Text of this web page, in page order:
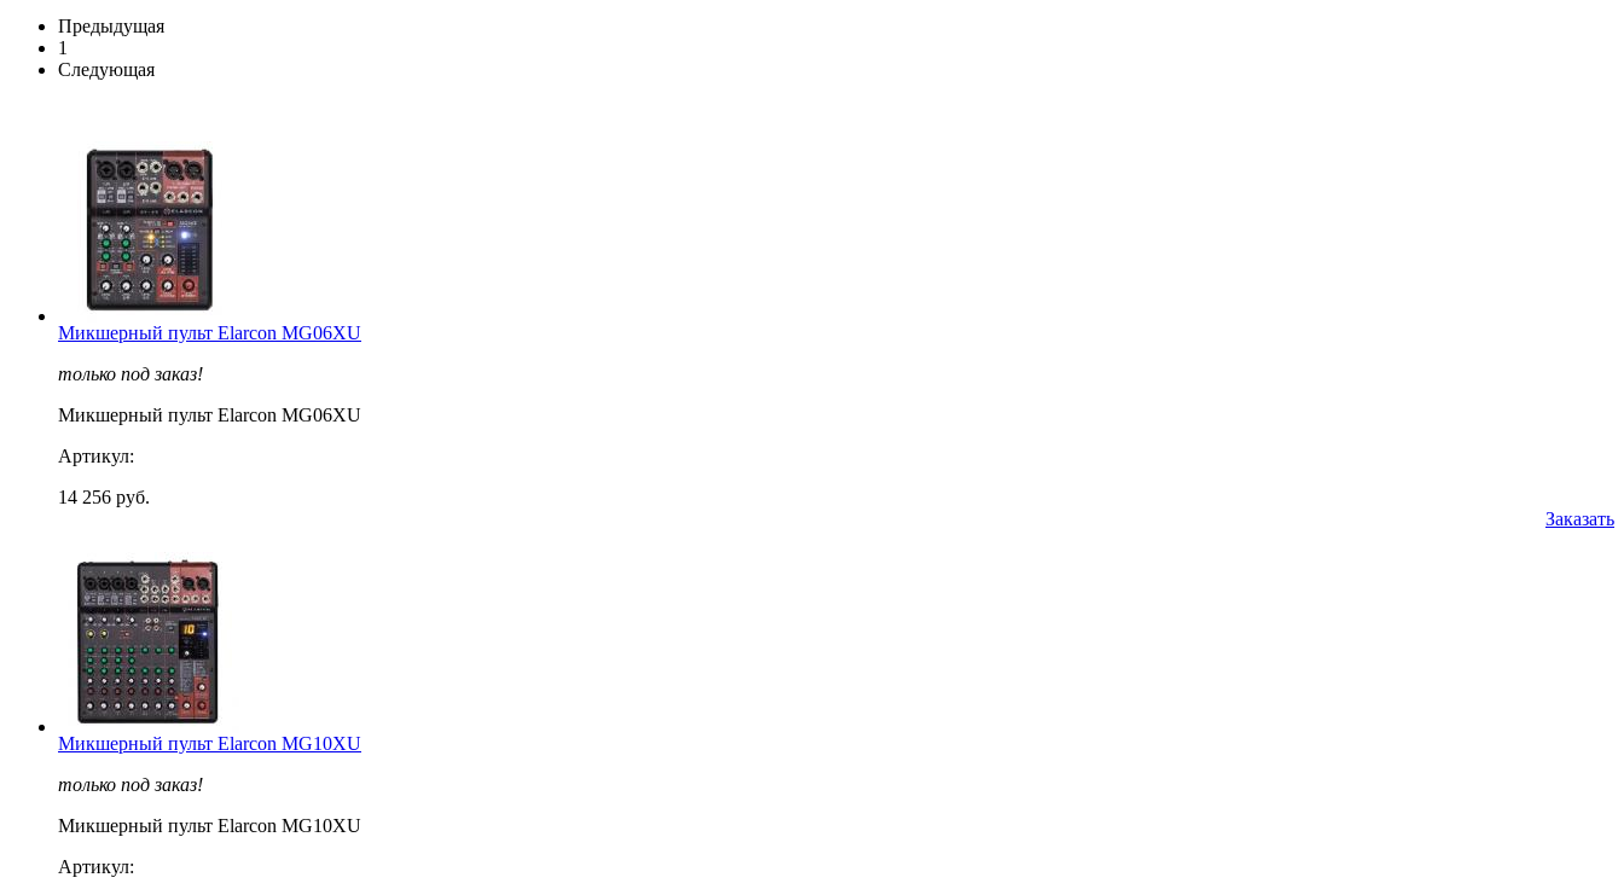
Предыдущая
1
Следующая
Микшерный пульт Elarcon MG06XU
только под заказ!
Микшерный пульт Elarcon MG06XU
Артикул:
14 256 руб.
Заказать
Микшерный пульт Elarcon MG10XU
только под заказ!
Микшерный пульт Elarcon MG10XU
Артикул: